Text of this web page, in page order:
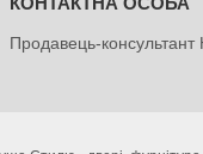
Продавець-консультант